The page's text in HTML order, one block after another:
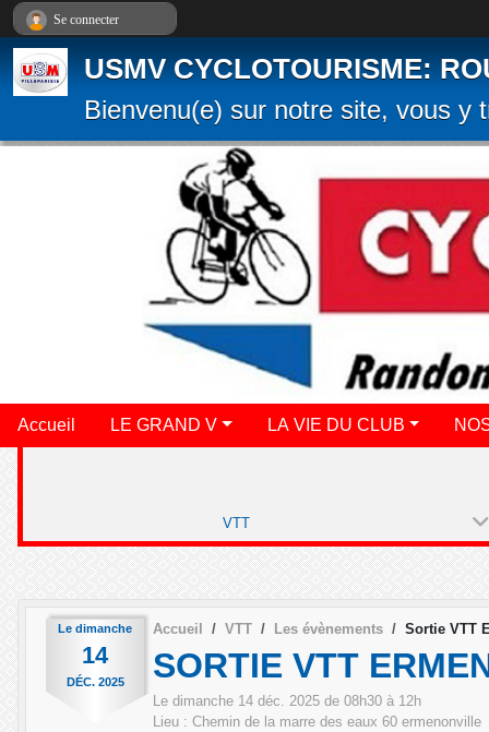
USMV CYCLOTOURISME:
Bienvenu(e) sur notre site, vous y
Accueil LE GRAND V LA VIE DU CLUB
VTT
Le dimanche
14
DÉC. 2025
Accueil VTT Les évènements Sortie VTT
SORTIE VTT
Le dimanche 14 déc. 2025 de 08h30 à 12h
Lieu : Chemin de la marre des eaux 60 ermenonville
Se connecter
Panneau de gestion des cookies